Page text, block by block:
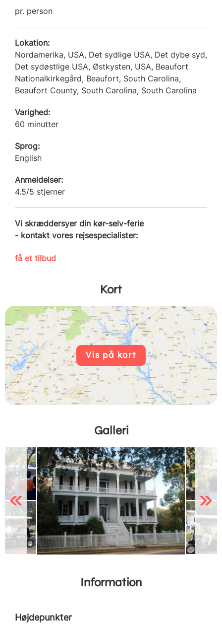
pr. person
Lokation:
Nordamerika, USA, Det sydlige USA, Det dybe syd,
Det sydøstlige USA, Østkysten, USA, Beaufort
Nationalkirkegård, Beaufort, South Carolina,
Beaufort County, South Carolina, South Carolina
Varighed:
60 minutter
Sprog:
English
Anmeldelser:
4.5/5 stjerner
Vi skræddersyer din kør-selv-ferie
- kontakt vores rejsespecialister:
få et tilbud
Kort
Vis på kort
Galleri
Previous Next
Information
Højdepunkter